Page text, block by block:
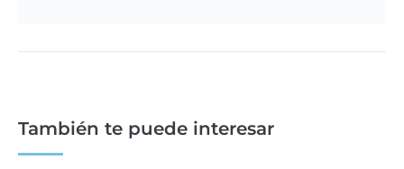
También te puede interesar